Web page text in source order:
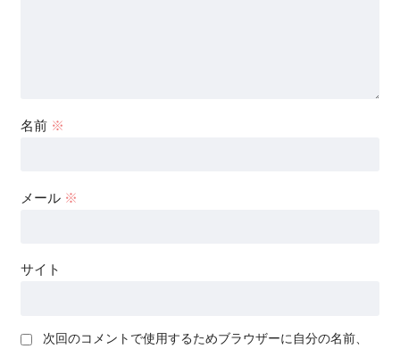
名前 ※
メール ※
サイト
次回のコメントで使用するためブラウザーに自分の名前、